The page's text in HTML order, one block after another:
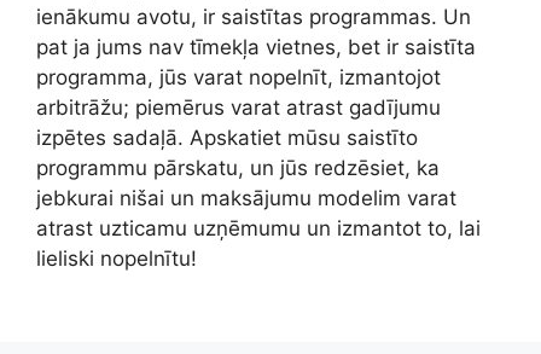
ienākumu avotu, ir saistītas programmas. Un
pat ja jums nav tīmekļa vietnes, bet ir saistīta
programma, jūs varat nopelnīt, izmantojot
arbitrāžu; piemērus varat atrast gadījumu
izpētes sadaļā. Apskatiet mūsu saistīto
programmu pārskatu, un jūs redzēsiet, ka
jebkurai nišai un maksājumu modelim varat
atrast uzticamu uzņēmumu un izmantot to, lai
lieliski nopelnītu!